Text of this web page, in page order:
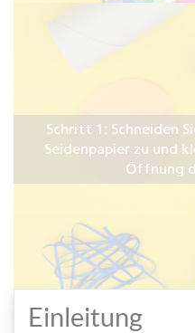
Schritt 1: Schneiden
Seidenpapier zu und
Öffnung
Einleitung